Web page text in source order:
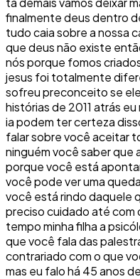
finalmente deus dentro
tudo caia sobre a nossa
que deus não existe
nós porque fomos
jesus foi totalmente
sofreu preconceito se
histórias de 2011 atrás
ia podem ter certeza
falar sobre você aceitar
ninguém você saber que
porque você está
você pode ver uma
você está rindo daquele
preciso cuidado até com
tempo minha filha a
que você fala das
contrariado com o que
mas eu falo há 45 anos